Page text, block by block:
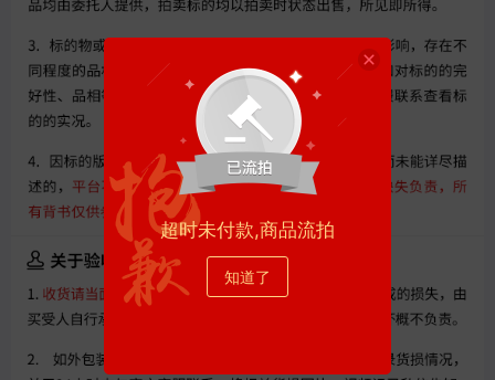
超时未付款,商品流拍
知道了